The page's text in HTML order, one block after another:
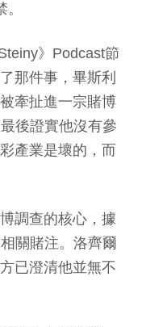
》Podcast節
那件事，畢斯利
牽扯進一宗賭博
後證實他沒有參
產業是壞的，而
調查的核心，據
關賭注。洛齊爾
已澄清他並無不